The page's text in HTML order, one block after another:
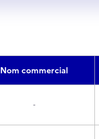
Nom commercial
-